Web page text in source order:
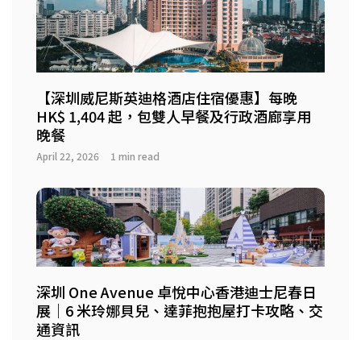
【深圳威尼斯英迪格酒店住宿優惠】每晚
HK$ 1,404 起，包雙人早餐及行政酒廊享用
晚餐
April 22, 2026 1 min read
深圳 One Avenue 卓悅中心香港迪士尼春日
展｜6 米玲娜貝兒、達菲抱抱屋打卡攻略、交
通資訊